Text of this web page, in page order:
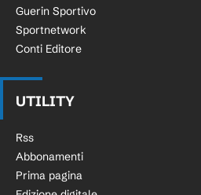
Guerin Sportivo
Sportnetwork
Conti Editore
UTILITY
Rss
Abbonamenti
Prima pagina